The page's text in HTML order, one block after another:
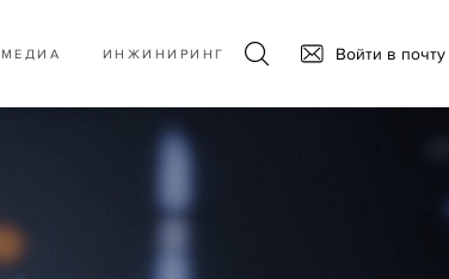
МЕДИА ИНЖИНИРИНГ Войти в почту